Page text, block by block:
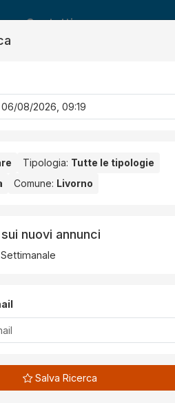
Contatti
la Provincia selezionata:
Normativa
Tipologia: Tutte le tipologie
Comune: Livorno
nuovi annunci
Settimanale
Salva Ricerca